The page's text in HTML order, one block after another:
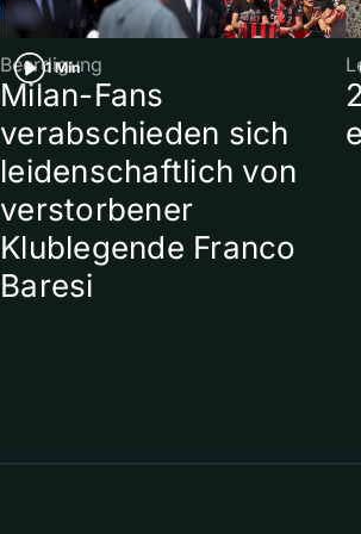
1 Min
Beerdigung
Milan-Fans
verabschieden sich
leidenschaftlich von
verstorbener
Klublegende Franco
Baresi